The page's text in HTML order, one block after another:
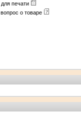
печати
о товаре